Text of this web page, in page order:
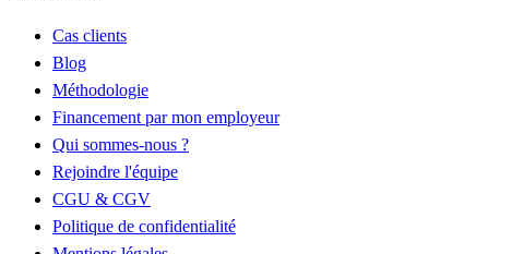
Cas clients
Blog
Méthodologie
Financement par mon employeur
Qui sommes-nous ?
Rejoindre l'équipe
CGU & CGV
Politique de confidentialité